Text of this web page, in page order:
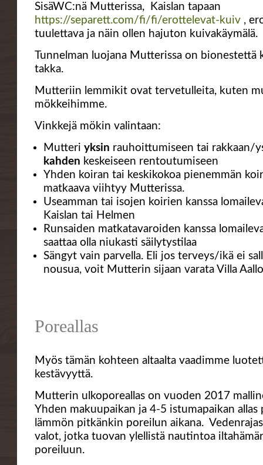
SisäWC:nä Mutterissa, Kaislan tapaan
https://separett.com/fi/fi/erottelevat-kuiv ,
tuulettava ja näin ollen hajuton kuivakäymälä.
Tunnelman luojana Mutterissa on bionestettä
takka.
Mutteriin lemmikit ovat tervetulleita, kuten
mökkeihimme.
Vinkkejä mökin valintaan:
Mutteriyksin rauhoittumiseen tai rakkaan/
kahden keskeiseen rentoutumiseen
Yhden koiran tai keskikokoa pienemmän
matkaava viihtyy Mutterissa.
Useamman tai isojen koirien kanssa
Kaislan tai Helmen
Runsaiden matkatavaroiden kanssa
saattaa olla niukasti säilytystilaa
Sängyt vain parvella. Eli jos terveys/ikä ei
nousua, voit Mutterin sijaan varata Villa
Poreallas
Myös tämän kohteen altaalta vaadimme
kestävyyttä.
Mutterin ulkoporeallas on vuoden 2017
Yhden makuupaikan ja 4-5 istumapaikan allas
lämmön pitkänkin poreilun aikana.
valot, jotka tuovan ylellistä nautintoa
poreiluun.